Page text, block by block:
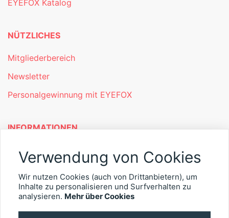
EYEFOX Katalog
NÜTZLICHES
Mitgliederbereich
Newsletter
Personalgewinnung mit EYEFOX
INFORMATIONEN
Was ist EYEFOX – Ihre Möglichkeiten
Kontakt
Verwendung von Cookies
Wir nutzen Cookies (auch von Drittanbietern), um
Inhalte zu personalisieren und Surfverhalten zu
analysieren. Mehr über Cookies